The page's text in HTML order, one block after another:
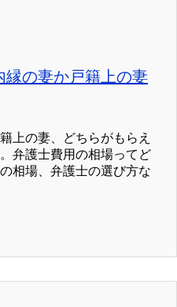
縁の妻か戸籍上の妻
上の妻、どちらがもらえ
弁護士費用の相場ってど
相場、弁護士の選び方な